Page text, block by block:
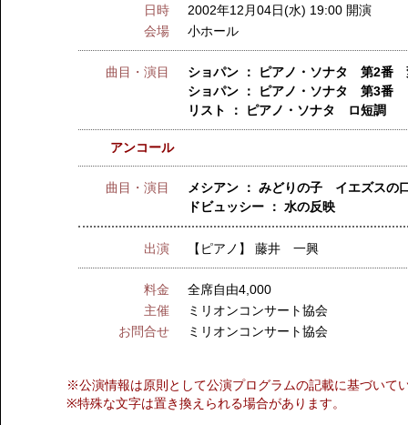
日時
2002年12月04日(水) 19:00 開演
会場
小ホール
曲目・演目
ショパン ： ピアノ・ソナタ 第2番
ショパン ： ピアノ・ソナタ 第3
リスト ： ピアノ・ソナタ ロ短調
アンコール
曲目・演目
メシアン ： みどりの子 イエズスの
ドビュッシー ： 水の反映
出演 【ピアノ】藤井 一興
料金
全席自由4,000
主催
ミリオンコンサート協会
お問合せ
ミリオンコンサート協会
※公演情報は原則として公演プログラムの記載に基づいて
※特殊な文字は置き換えられる場合があります。